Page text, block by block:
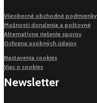
Všeobecné obchodné podmienky
Možnosti doručenia a poštovné
Alternatívne riešenie sporov
Ochrana osobných údajov
Nastavenia cookies
Viac o cookies
Newsletter